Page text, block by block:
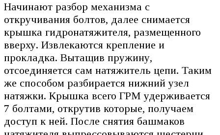
Начинают разбор механизма с
откручивания болтов, далее снимается
крышка гидронатяжителя, размещенного
вверху. Извлекаются крепление и
прокладка. Вытащив пружину,
отсоединяется сам натяжитель цепи. Таким
же способом разбирается нижний узел
натяжки. Крышка всего ГРМ удерживается
7 болтами, открутив которые, получаем
доступ к ней. После снятия башмаков